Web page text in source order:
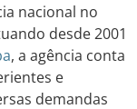
nacional no
desde 2001
, a agência conta
e
demandas